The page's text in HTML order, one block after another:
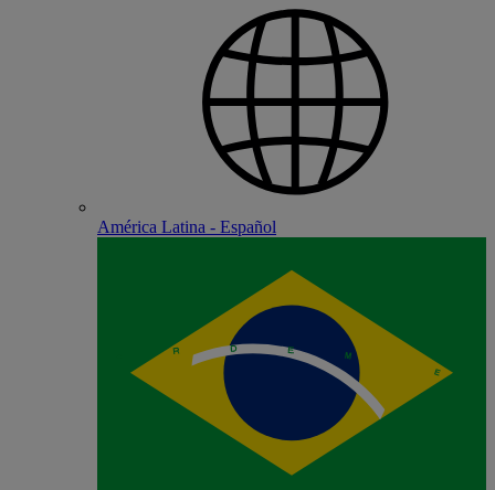
América Latina - Español